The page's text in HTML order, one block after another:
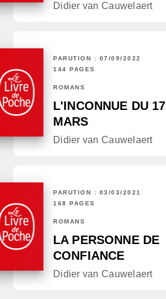
Didier van Cauwelaert
PARUTION : 07/09/2022
144 PAGES
ROMANS
L'INCONNUE DU 17
MARS
Didier van Cauwelaert
PARUTION : 03/03/2021
168 PAGES
ROMANS
LA PERSONNE DE
CONFIANCE
Didier van Cauwelaert